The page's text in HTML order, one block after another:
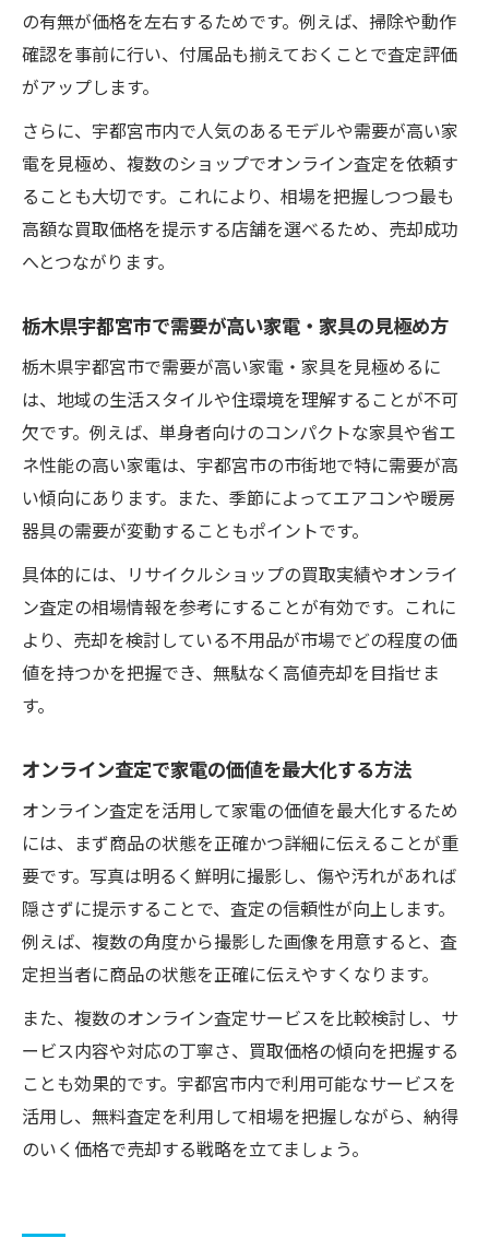
の有無が価格を左右するためです。例えば、掃除や動作
確認を事前に行い、付属品も揃えておくことで査定評価
がアップします。
さらに、宇都宮市内で人気のあるモデルや需要が高い家
電を見極め、複数のショップでオンライン査定を依頼す
ることも大切です。これにより、相場を把握しつつ最も
高額な買取価格を提示する店舗を選べるため、売却成功
へとつながります。
栃木県宇都宮市で需要が高い家電・家具の見極め方
栃木県宇都宮市で需要が高い家電・家具を見極めるに
は、地域の生活スタイルや住環境を理解することが不可
欠です。例えば、単身者向けのコンパクトな家具や省エ
ネ性能の高い家電は、宇都宮市の市街地で特に需要が高
い傾向にあります。また、季節によってエアコンや暖房
器具の需要が変動することもポイントです。
具体的には、リサイクルショップの買取実績やオンライ
ン査定の相場情報を参考にすることが有効です。これに
より、売却を検討している不用品が市場でどの程度の価
値を持つかを把握でき、無駄なく高値売却を目指せま
す。
オンライン査定で家電の価値を最大化する方法
オンライン査定を活用して家電の価値を最大化するため
には、まず商品の状態を正確かつ詳細に伝えることが重
要です。写真は明るく鮮明に撮影し、傷や汚れがあれば
隠さずに提示することで、査定の信頼性が向上します。
例えば、複数の角度から撮影した画像を用意すると、査
定担当者に商品の状態を正確に伝えやすくなります。
また、複数のオンライン査定サービスを比較検討し、サ
ービス内容や対応の丁寧さ、買取価格の傾向を把握する
ことも効果的です。宇都宮市内で利用可能なサービスを
活用し、無料査定を利用して相場を把握しながら、納得
のいく価格で売却する戦略を立てましょう。